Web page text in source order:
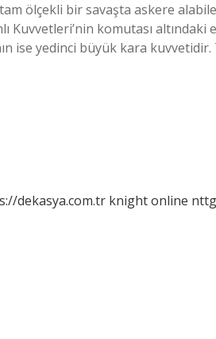
ölçekli bir savaşta askere
Kuvvetleri’nin komutası
ise yedinci büyük kara
dekasya.com.tr knight online